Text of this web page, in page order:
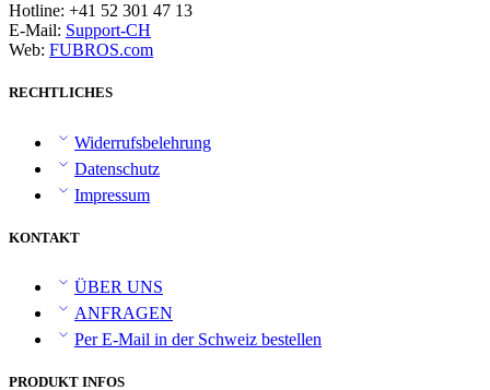
Hotline: +41 52 301 47 13
E-Mail: Support-CH
Web: FUBROS.com
RECHTLICHES
Widerrufsbelehrung
Datenschutz
Impressum
KONTAKT
ÜBER UNS
ANFRAGEN
Per E-Mail in der Schweiz bestellen
PRODUKT INFOS